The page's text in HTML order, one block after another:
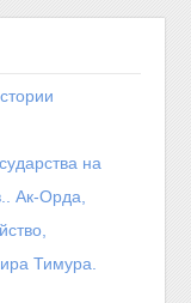
на
Ак-Орда,
Тимура.